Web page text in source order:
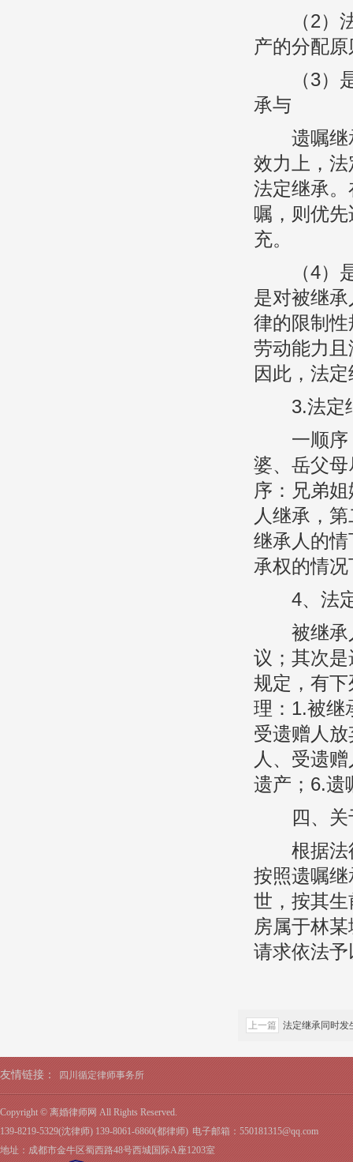
（2）法
产的分配
（3）是
承与
遗嘱继承
效力上，
法定继承
嘱，则优
充。
（4）是
是对被继
律的限制
劳动能力
因此，法
3.法定继
一顺序：
婆、岳父
序：兄弟
人继承，
继承人的
承权的情
4、法定
被继承人
议；其次
规定，有
理：1.被继
受遗赠人
人、受遗
遗产；6.遗
四、关
根据法律
按照遗嘱
世，按其
房属于林
请求依法
上一篇
法定继承同时发
友情链接： 四川循定律师事务所
Copyright © 离婚律师网 All Rights Reserved.
139-8219-5329(沈律师) 139-8061-6860(都律师) 电子邮箱：550181315@qq.com
地址：成都市金牛区蜀西路48号西城国际A座1203室